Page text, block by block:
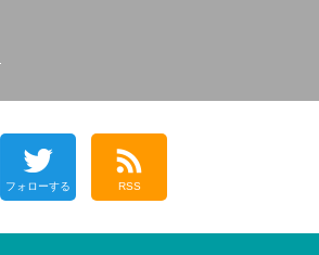
フォローする RSS